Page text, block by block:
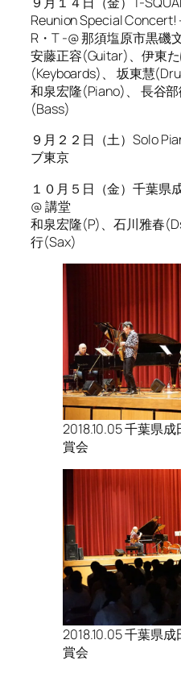
Reunion Special Concert!
R・T -@ 那須塩原市黒磯
安藤正容(Guitar)、伊東
(Keyboards)、 坂東慧
和泉宏隆(Piano)、 長谷
(Bass)
９月２２日（土）Solo
ブ東京
１０月５日（金）千葉県
@ 講堂
和泉宏隆(P)、石川雅春
行(Sax)
2018.10.05 千葉県
賞会
2018.10.05 千葉県
賞会